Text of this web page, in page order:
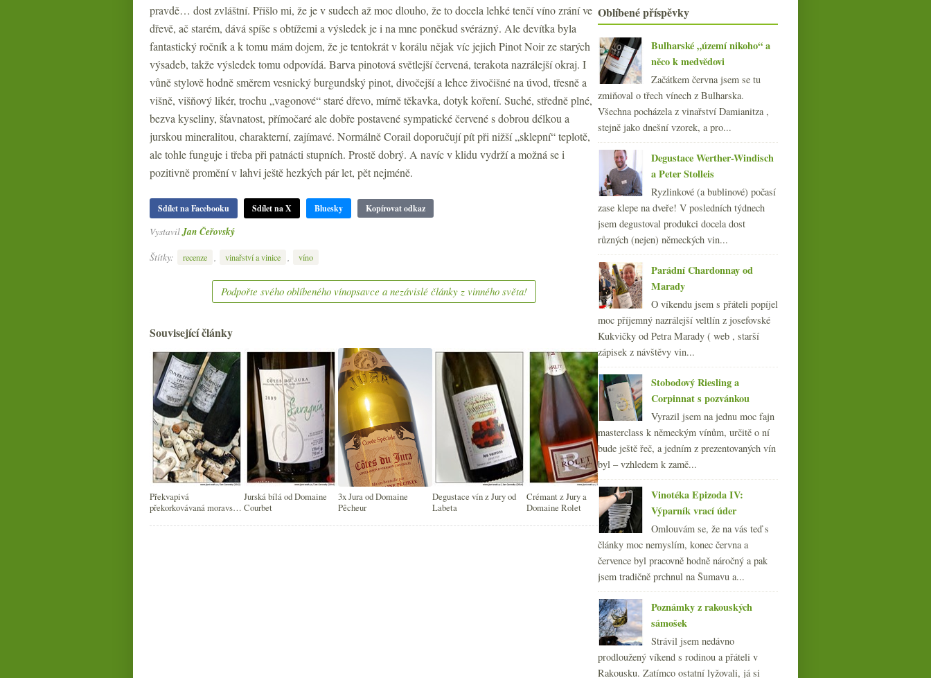
pravdě… dost zvláštní. Přišlo mi, že je v sudech až moc dlouho, že to docela lehké tenčí víno zrání ve
dřevě, ač starém, dává spíše s obtížemi a výsledek je i na mne poněkud svérázný. Ale devítka byla
fantastický ročník a k tomu mám dojem, že je tentokrát v korálu nějak víc jejich Pinot Noir ze starých
výsadeb, takže výsledek tomu odpovídá. Barva pinotová světlejší červená, terakota nazrálejší okraj. I
vůně stylově hodně směrem vesnický burgundský pinot, divočejší a lehce živočišné na úvod, třesně a
višně, višňový likér, trochu „vagonové“ staré dřevo, mírně těkavka, dotyk koření. Suché, středně plné,
bezva kyseliny, šťavnatost, přímočaré ale dobře postavené sympatické červené s dobrou délkou a
jurskou mineralitou, charakterní, zajímavé. Normálně Corail doporučují pít při nižší „sklepní“ teplotě,
ale tohle funguje i třeba při patnácti stupních. Prostě dobrý. A navíc v klidu vydrží a možná se i
pozitivně promění v lahvi ještě hezkých pár let, pět nejméně.
Sdílet na Facebooku Sdílet na X Bluesky Kopírovat odkaz
VystavilJan Čeřovský
Štítky:
recenze vinařství a vinice víno
Podpořte svého oblíbeného vínopsavce a nezávislé články z vinného světa!
Související články
Překvapivá
překorkovávaná moravská
Jurská bílá od Domaine
Courbet
3x Jura od Domaine
Pêcheur
Degustace vín z Jury od
Labeta
Crémant z Jury a
Domaine Rolet
Domaine du Pélican -
Burgundsko v Juře
A takhle my tu žijeme…
Pětkrát Fixin od bratrů
Berthautových
Hledání básně se sylvánem
Biodynamické Champagne, Sylvaner
starých keřů a Ri...
►září (22)
►srpna(21)
►července(23)
►června
►května(20)
►dubna
►března(21)
února(20)
ledna(22)
2013
►2012(254)
►2011(252)
►2010(249)
►2009(249)
►2008(270)
►2007 (108)
Oblíbené příspěvky
Bulharské „území nikoho“ a
něco k medvědovi
Začátkem června jsem se tu
zmiňoval o třech vínech z Bulharska.
Všechna pocházela z vinařství Damianitza ,
stejně jako dnešní vzorek, a pro...
Degustace Werther-Windisch
a Peter Stolleis
Ryzlinkové (a bublinové) počasí
zase klepe na dveře! V posledních týdnech
jsem degustoval produkci docela dost
různých (nejen) německých vin...
Parádní Chardonnay od
Marady
O víkendu jsem s přáteli popíjel
moc příjemný nazrálejší veltlín z josefovské
Kukvičky od Petra Marady ( web , starší
zápisek z návštěvy vin...
Stobodový Riesling a
Corpinnat s pozvánkou
Vyrazil jsem na jednu moc fajn
masterclass k německým vínům, určitě o ní
bude ještě řeč, a jedním z prezentovaných vín
byl – vzhledem k zamě...
Vinotéka Epizoda IV:
Výparník vrací úder
Omlouvám se, že na vás teď s
články moc nemyslím, konec června a
července byl pracovně hodně náročný a pak
jsem tradičně prchnul na Šumavu a...
Poznámky z rakouských
sámošek
Strávil jsem nedávno
prodloužený víkend s rodinou a přáteli v
Rakousku. Zatímco ostatní lyžovali, já si